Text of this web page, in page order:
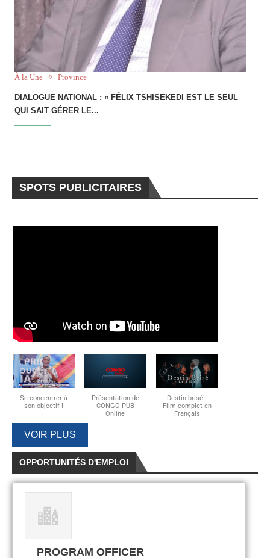
À la Une Province
DIALOGUE NATIONAL : « FÉLIX TSHISEKEDI EST LE SEUL
QUI SAIT GÉRER LE...
SPOTS PUBLICITAIRES
Se concentrer à
son objectif !
Présentation de
CONGO PUB
Online
Destin brisé :
Film complet en
Français
VOIR PLUS
OPPORTUNITÉS D'EMPLOI
PROGRAM OFFICER